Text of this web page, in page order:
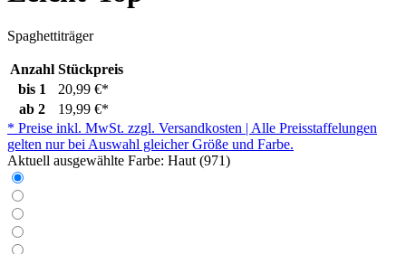
Spaghettiträger
Anzahl Stückpreis
bis 1
20,99 €*
ab 2
19,99 €*
* Preise inkl. MwSt. zzgl. Versandkosten | Alle Preisstaffelungen
gelten nur bei Auswahl gleicher Größe und Farbe.
Aktuell ausgewählte Farbe: Haut (971)